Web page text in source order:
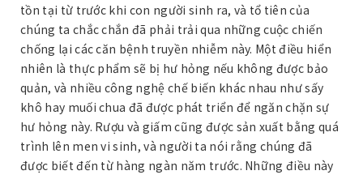
tồn tại từ trước khi con người sinh ra, và tổ tiên của
chúng ta chắc chắn đã phải trải qua những cuộc chiến
chống lại các căn bệnh truyền nhiễm này. Một điều hiển
nhiên là thực phẩm sẽ bị hư hỏng nếu không được bảo
quản, và nhiều công nghệ chế biến khác nhau như sấy
khô hay muối chua đã được phát triển để ngăn chặn sự
hư hỏng này. Rượu và giấm cũng được sản xuất bằng quá
trình lên men vi sinh, và người ta nói rằng chúng đã
được biết đến từ hàng ngàn năm trước. Những điều này